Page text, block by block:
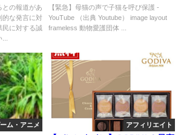
でリニ
との報道があ
的な発言に対
民に対する誠
...
動の意義、鈴木彩の特異まれな
る能力と魅力
【緊急】母猫の声で子猫を呼び保護 -
YouTube （出典 Youtube） image layout
frameless 動物愛護団体 ...
ム・アニメ アフィリエイト